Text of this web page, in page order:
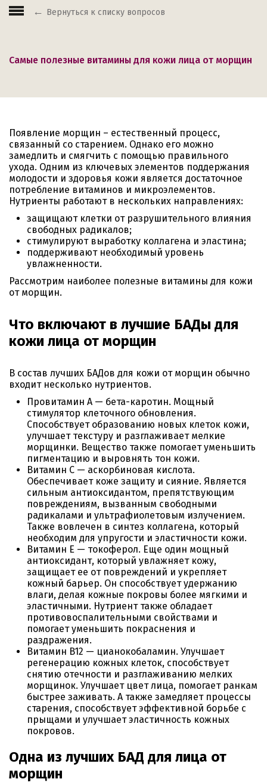
Вернуться к списку вопросов
Самые полезные витамины для кожи лица от морщин
Появление морщин – естественный процесс,
связанный со старением. Однако его можно
замедлить и смягчить с помощью правильного
ухода. Одним из ключевых элементов поддержания
молодости и здоровья кожи является достаточное
потребление витаминов и микроэлементов.
Нутриенты работают в нескольких направлениях:
защищают клетки от разрушительного влияния
свободных радикалов;
стимулируют выработку коллагена и эластина;
поддерживают необходимый уровень
увлажненности.
Рассмотрим наиболее полезные витамины для кожи
от морщин.
Что включают в лучшие БАДы для
кожи лица от морщин
В состав лучших БАДов для кожи от морщин обычно
входит несколько нутриентов.
Провитамин A — бета-каротин. Мощный
стимулятор клеточного обновления.
Способствует образованию новых клеток кожи,
улучшает текстуру и разглаживает мелкие
морщинки. Вещество также помогает уменьшить
пигментацию и выровнять тон кожи.
Витамин C — аскорбиновая кислота.
Обеспечивает коже защиту и сияние. Является
сильным антиоксидантом, препятствующим
повреждениям, вызванным свободными
радикалами и ультрафиолетовым излучением.
Также вовлечен в синтез коллагена, который
необходим для упругости и эластичности кожи.
Витамин E — токоферол. Еще один мощный
антиоксидант, который увлажняет кожу,
защищает ее от повреждений и укрепляет
кожный барьер. Он способствует удержанию
влаги, делая кожные покровы более мягкими и
эластичными. Нутриент также обладает
противовоспалительными свойствами и
помогает уменьшить покраснения и
раздражения.
Витамин B12 — цианокобаламин. Улучшает
регенерацию кожных клеток, способствует
снятию отечности и разглаживанию мелких
морщинок. Улучшает цвет лица, помогает ранкам
быстрее заживать. А также замедляет процессы
старения, способствует эффективной борьбе с
прыщами и улучшает эластичность кожных
покровов.
Одна из лучших БАД для лица от
морщин